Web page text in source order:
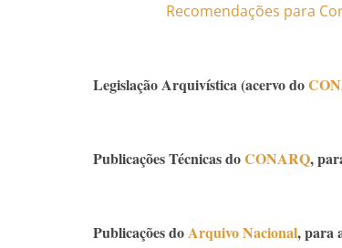
Recomendações para
Legislação Arquivística (acervo do
Publicações Técnicas doCONARQ,
Publicações doArquivo Nacional, para